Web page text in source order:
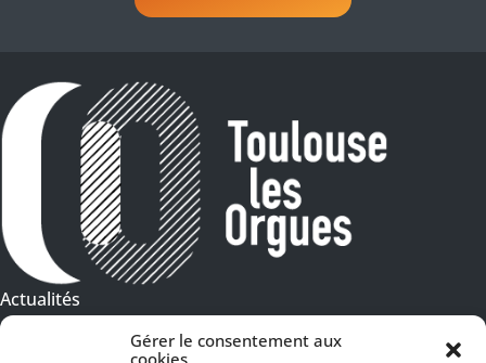
Gérer le consentement aux
cookies
Actualités